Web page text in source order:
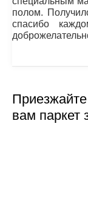
полом.
спасибо
вам паркет